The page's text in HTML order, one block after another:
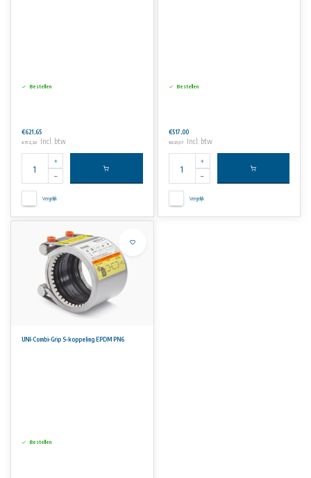
Bestellen
€621,65
€752,20 Incl. btw
Vergelijk
Bestellen
€517,00
€625,57 Incl. btw
Vergelijk
UNI-Combi-Grip S-koppeling EPDM PN6
Bestellen